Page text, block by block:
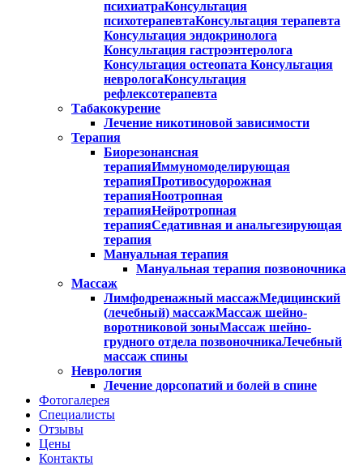
психиатраКонсультация
психотерапевтаКонсультация терапевта
Консультация эндокринолога
Консультация гастроэнтеролога
Консультация остеопата Консультация
неврологаКонсультация
рефлексотерапевта
Табакокурение
Лечение никотиновой зависимости
Терапия
Биорезонансная
терапияИммуномоделирующая
терапияПротивосудорожная
терапияНоотропная
терапияНейротропная
терапияСедативная и анальгезирующая
терапия
Мануальная терапия
Мануальная терапия позвоночника
Массаж
Лимфодренажный массажМедицинский
(лечебный) массажМассаж шейно-
воротниковой зоныМассаж шейно-
грудного отдела позвоночникаЛечебный
массаж спины
Неврология
Лечение дорсопатий и болей в спине
Фотогалерея
Специалисты
Отзывы
Цены
Контакты